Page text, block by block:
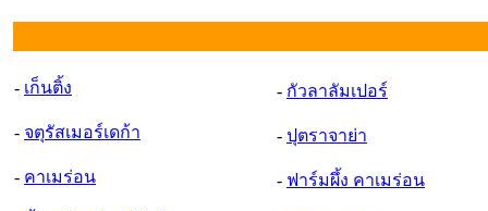
- เก็นติ้ง
- จตุรัสเมอร์เดก้า
- คาเมร่อน
- กัวลาลัมเปอร์
- ปุตราจาย่า
- ฟาร์มผึ้ง คาเมร่อน